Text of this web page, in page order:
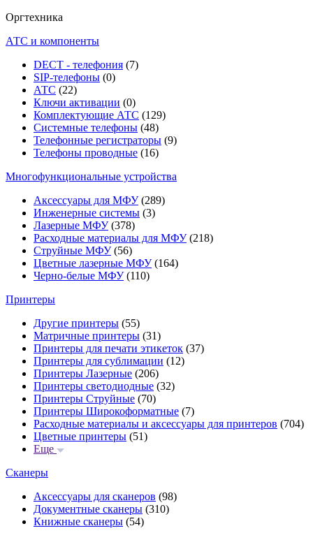
Оргтехника
АТС и компоненты
DECT - телефония (7)
SIP-телефоны (0)
АТС (22)
Ключи активации (0)
Комплектующие АТС (129)
Системные телефоны (48)
Телефонные регистраторы (9)
Телефоны проводные (16)
Многофункциональные устройства
Аксессуары для МФУ(289)
Инженерные системы (3)
Лазерные МФУ(378)
Расходные материалы для МФУ(218)
Струйные МФУ(56)
Цветные лазерные МФУ(164)
Черно-белые МФУ(110)
Принтеры
Другие принтеры (55)
Матричные принтеры (31)
Принтеры для печати этикеток (37)
Принтеры для сублимации (12)
Принтеры Лазерные (206)
Принтеры светодиодные (32)
Принтеры Струйные (70)
Принтеры Широкоформатные (7)
Расходные материалы и аксессуары для принтеров (704)
Цветные принтеры (51)
Еще
Сканеры
Аксессуары для сканеров (98)
Документные сканеры (310)
Книжные сканеры (54)